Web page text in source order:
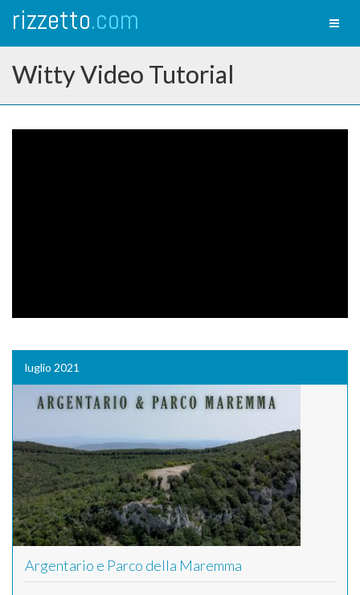
rizzetto.com
Witty Video Tutorial
luglio 2021
Argentario e Parco della Maremma